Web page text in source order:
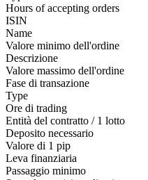
Hours of accepting orders
ISIN
Name
Valore minimo dell'ordine
Descrizione
Valore massimo dell'ordine
Fase di transazione
Type
Ore di trading
Entità del contratto / 1 lotto
Deposito necessario
Valore di 1 pip
Leva finanziaria
Passaggio minimo